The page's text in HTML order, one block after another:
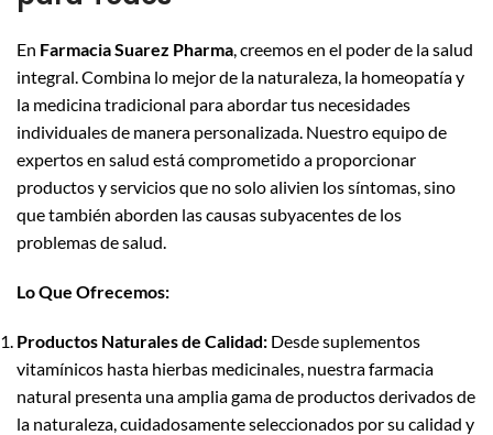
En Farmacia Suarez Pharma, creemos en el poder de la salud
integral. Combina lo mejor de la naturaleza, la homeopatía y
la medicina tradicional para abordar tus necesidades
individuales de manera personalizada. Nuestro equipo de
expertos en salud está comprometido a proporcionar
productos y servicios que no solo alivien los síntomas, sino
que también aborden las causas subyacentes de los
problemas de salud.
Lo Que Ofrecemos:
Productos Naturales de Calidad: Desde suplementos
vitamínicos hasta hierbas medicinales, nuestra farmacia
natural presenta una amplia gama de productos derivados de
la naturaleza, cuidadosamente seleccionados por su calidad y